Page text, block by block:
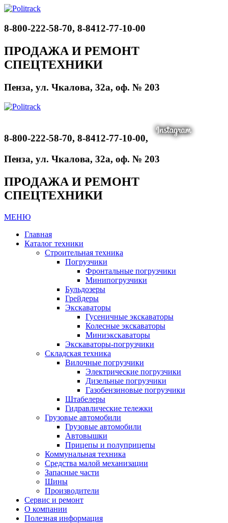
8-800-222-58-70, 8-8412-77-10-00
ПРОДАЖА И РЕМОНТ
СПЕЦТЕХНИКИ
Пенза, ул. Чкалова, 32а, оф. № 203
8-800-222-58-70, 8-8412-77-10-00,
Пенза, ул. Чкалова, 32а, оф. № 203
ПРОДАЖА И РЕМОНТ
СПЕЦТЕХНИКИ
МЕНЮ
Главная
Каталог техники
Строительная техника
Погрузчики
Фронтальные погрузчики
Минипогрузчики
Бульдозеры
Грейдеры
Экскаваторы
Гусеничные экскаваторы
Колесные экскаваторы
Миниэкскаваторы
Экскаваторы-погрузчики
Складская техника
Вилочные погрузчики
Электрические погрузчики
Дизельные погрузчики
Газобензиновые погрузчики
Штабелеры
Гидравлические тележки
Грузовые автомобили
Грузовые автомобили
Автовышки
Прицепы и полуприцепы
Коммунальная техника
Средства малой механизации
Запасные части
Шины
Производители
Сервис и ремонт
О компании
Полезная информация